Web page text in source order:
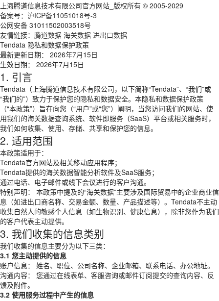
上海腾道信息技术有限公司官方网站_版权所有 © 2005-2029
备案号： 沪ICP备11051018号-3
公网安备 31011502003518号
友情链接： 腾道数据 海关数据 进出口数据
Tendata 隐私和数据保护政策
最新更新日期： 2026年7月15日
生效日期： 2026年7月15日
1. 引言
Tendata（上海腾道信息技术有限公司，以下简称“Tendata”、“我们”或
“我们的”）致力于保护您的隐私和数据安全。本隐私和数据保护政策
（“本政策”）旨在向您（“用户”或“您”）阐明，当您访问我们的网站、使
用我们的海关数据查询系统、软件即服务（SaaS）平台或相关服务时，
我们如何收集、使用、存储、共享和保护您的信息。
2. 适用范围
本政策适用于：
Tendata官方网站及相关移动应用程序；
Tendata提供的海关数据智能分析软件及SaaS服务；
通过电话、电子邮件或线下会议进行的客户沟通。
特别声明： 本政策中提及的“海关数据”主要涉及国际贸易中的企业商业信
息（如进出口商名称、交易金额、数量、产品描述等）。Tendata不主动
收集自然人的敏感个人信息（如生物识别、健康信息），除非您作为我们
的客户代表主动提供。
3. 我们收集的信息类别
我们收集的信息主要分为以下三类：
3.1 您主动提供的信息
账户信息： 姓名、职位、公司名称、企业邮箱、联系电话、办公地址。
沟通内容： 您通过在线表单、客服咨询或邮件订阅提交的查询内容、反
馈及附件。
3.2 使用服务过程中产生的信息